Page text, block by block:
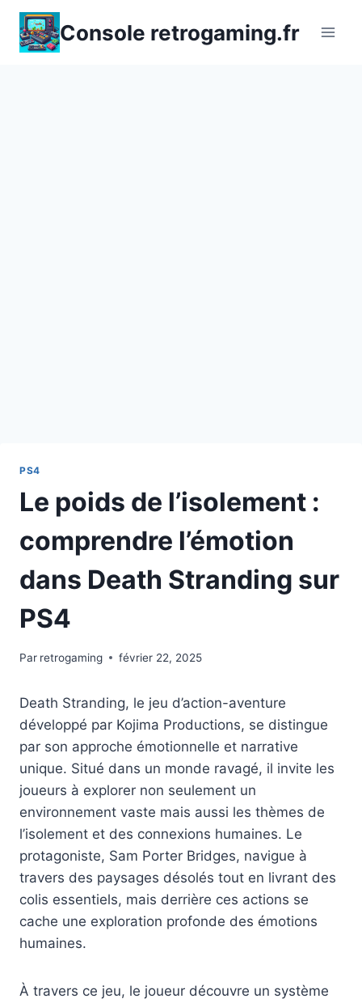
Aller
contenu
Console retrogaming.fr
PS4
Le poids de l’isolement :
comprendre l’émotion
dans Death Stranding sur
PS4
Par retrogaming février 22, 2025
Death Stranding, le jeu d’action-aventure
développé par Kojima Productions, se distingue
par son approche émotionnelle et narrative
unique. Situé dans un monde ravagé, il invite les
joueurs à explorer non seulement un
environnement vaste mais aussi les thèmes de
l’isolement et des connexions humaines. Le
protagoniste, Sam Porter Bridges, navigue à
travers des paysages désolés tout en livrant des
colis essentiels, mais derrière ces actions se
cache une exploration profonde des émotions
humaines.
À travers ce jeu, le joueur découvre un système